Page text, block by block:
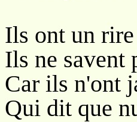
Ils ont un
Ils ne savent
Car ils n'ont
Qui dit que